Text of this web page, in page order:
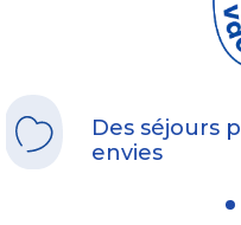
Des séjours
envies